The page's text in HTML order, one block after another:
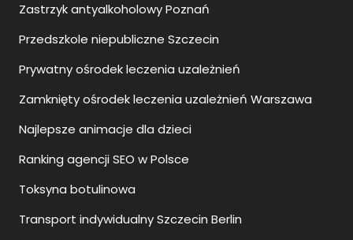
Zastrzyk antyalkoholowy Poznań
Przedszkole niepubliczne Szczecin
Prywatny ośrodek leczenia uzależnień
Zamknięty ośrodek leczenia uzależnień Warszawa
Najlepsze animacje dla dzieci
Ranking agencji SEO w Polsce
Toksyna botulinowa
Transport indywidualny Szczecin Berlin